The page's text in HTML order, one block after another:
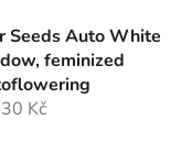
Seeds Auto White
feminized
Kč